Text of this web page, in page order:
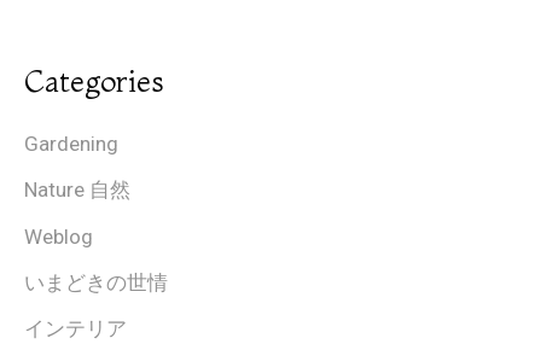
Categories
Gardening
Nature 自然
Weblog
いまどきの世情
インテリア